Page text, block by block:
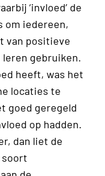
‘invloed’ de
om iedereen,
van positieve
gebruiken.
heeft, was het
locaties te
goed geregeld
op hadden.
dan liet de